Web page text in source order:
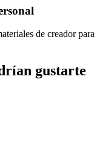
de creador para
gustarte